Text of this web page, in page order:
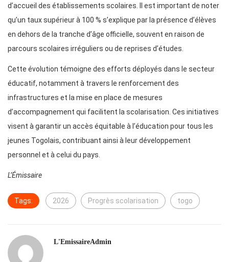
d’accueil des établissements scolaires. Il est important de noter
qu’un taux supérieur à 100 % s’explique par la présence d’élèves
en dehors de la tranche d’âge officielle, souvent en raison de
parcours scolaires irréguliers ou de reprises d’études.
Cette évolution témoigne des efforts déployés dans le secteur
éducatif, notamment à travers le renforcement des
infrastructures et la mise en place de mesures
d’accompagnement qui facilitent la scolarisation. Ces initiatives
visent à garantir un accès équitable à l’éducation pour tous les
jeunes Togolais, contribuant ainsi à leur développement
personnel et à celui du pays.
L’Émissaire
Tags: 2026 Progrès scolarisation togo
L'EmissaireAdmin